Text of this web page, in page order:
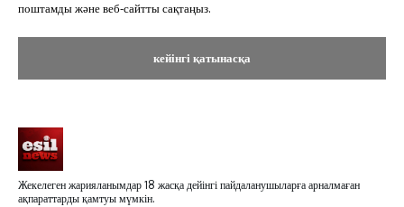
поштамды және веб-сайтты сақтаңыз.
Жекелеген жарияланымдар 18 жасқа дейінгі пайдаланушыларға арналмаған
ақпараттарды қамтуы мүмкін.